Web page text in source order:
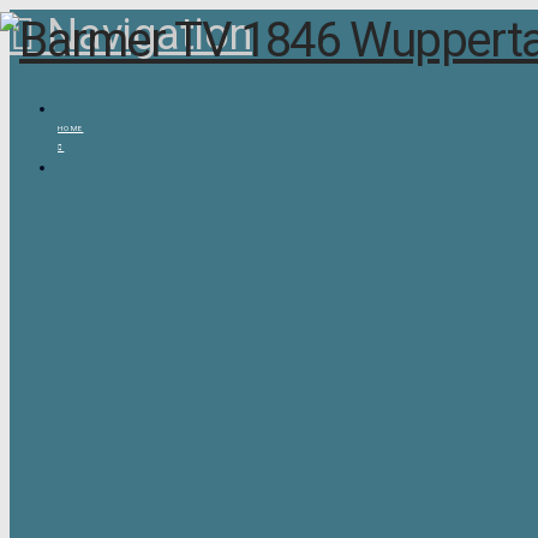
Navigation
HOME